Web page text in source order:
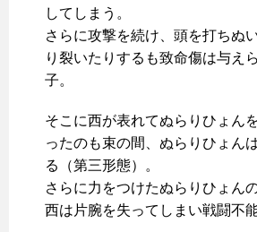
してしまう。
さらに攻撃を続け、頭を打ちぬ
り裂いたりするも致命傷は与え
子。
そこに西が表れてぬらりひょん
ったのも束の間、ぬらりひょん
る（第三形態）。
さらに力をつけたぬらりひょん
西は片腕を失ってしまい戦闘不能